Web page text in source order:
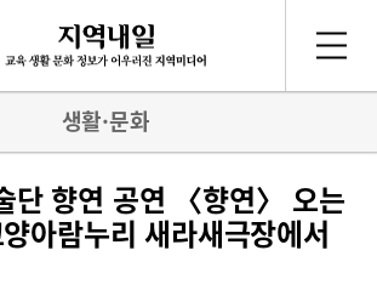
생활·문화
단 향연 공연 〈향연〉 오는
아람누리 새라새극장에서